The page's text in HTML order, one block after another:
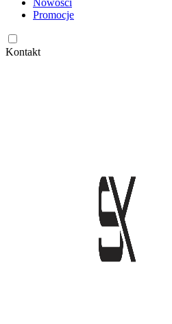
Promocje
Kontakt